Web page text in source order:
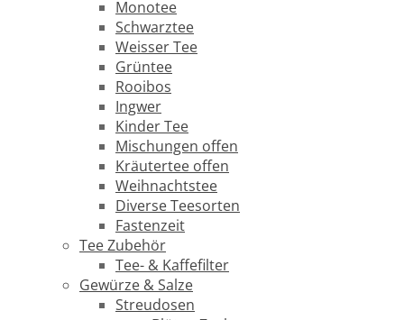
Monotee
Schwarztee
Weisser Tee
Grüntee
Rooibos
Ingwer
Kinder Tee
Mischungen offen
Kräutertee offen
Weihnachtstee
Diverse Teesorten
Fastenzeit
Tee Zubehör
Tee- & Kaffefilter
Gewürze & Salze
Streudosen